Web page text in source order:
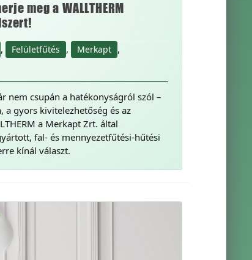
meg a WALLTHERM
, Felületfűtés , Merkapt ,
nem csupán a hatékonyságról szól –
a gyors kivitelezhetőség és az
a Merkapt Zrt. által
fal- és mennyezetfűtési-hűtési
kínál választ.